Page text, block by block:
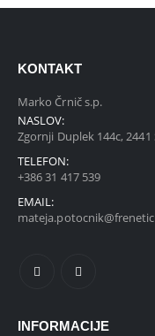
KONTAKT
Marko Črnič s.p.
NASLOV:
Zgornji Duplek 144c,
TELEFON:
+386 31 417 539
EMAIL:
INFORMACIJE